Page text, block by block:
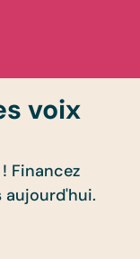
voix
Financez